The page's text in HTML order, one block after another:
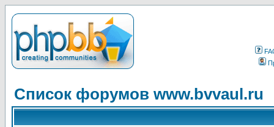
Список форумов www.bvvaul.ru